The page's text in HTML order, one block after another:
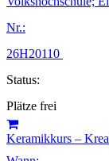
Nr.:
26H20110
Status:
Plätze frei
Keramikkurs –